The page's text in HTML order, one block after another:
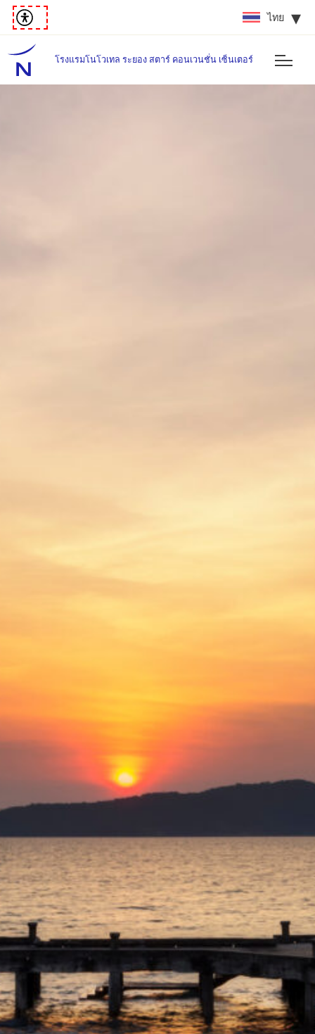
ไทย
โรงแรมโนโวเทล ระยอง สตาร์ คอนเวนชั่น เซ็นเตอร์